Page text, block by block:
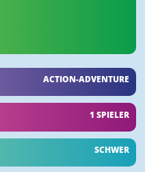
ACTION-ADVENTURE
1 SPIELER
SCHWER